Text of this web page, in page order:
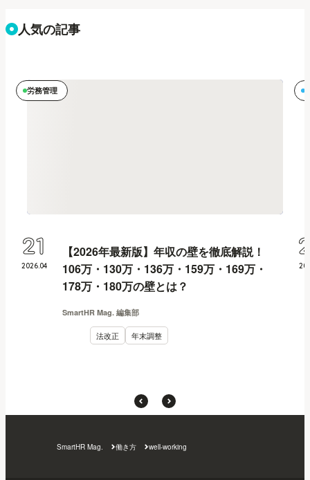
人気の記事
労務管理
【2026年最新版】年収の壁を徹底解説！
106万・130万・136万・159万・169万・
178万・180万の壁とは？
SmartHR Mag. 編集部
法改正 年末調整
2026.04
21
SmartHR Mag. 働き方 well-working